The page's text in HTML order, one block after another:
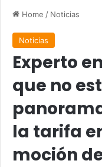
Home / Noticias
Noticias
Experto
que no
la tarifa
moción